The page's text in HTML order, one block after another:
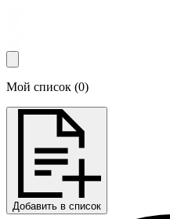
Мой список (0)
Добавить в список